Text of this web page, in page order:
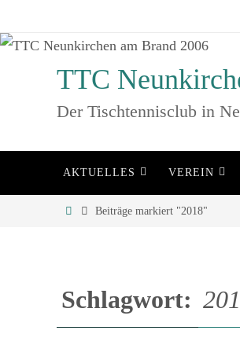
Inhalt
TTC
Der Tischtennisclub in
AKTUELLES VEREIN
HomeBeiträge markiert "2018"
Schlagwort: